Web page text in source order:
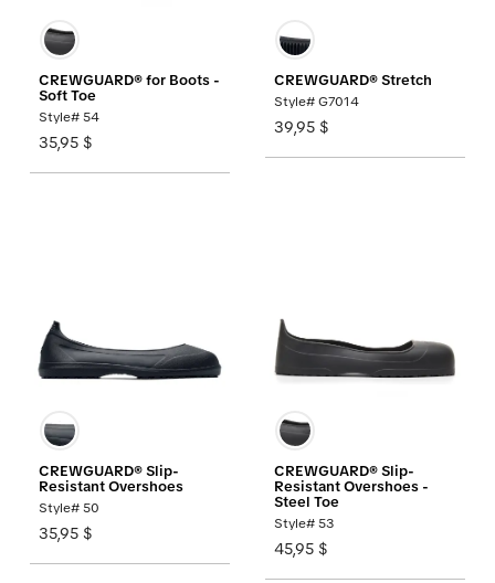
CREWGUARD® for Boots -
Soft Toe
Style# 54
35,95 $
CREWGUARD® Stretch
Style# G7014
39,95 $
CREWGUARD® Slip-
Resistant Overshoes
Style# 50
35,95 $
CREWGUARD® Slip-
Resistant Overshoes -
Steel Toe
Style# 53
45,95 $